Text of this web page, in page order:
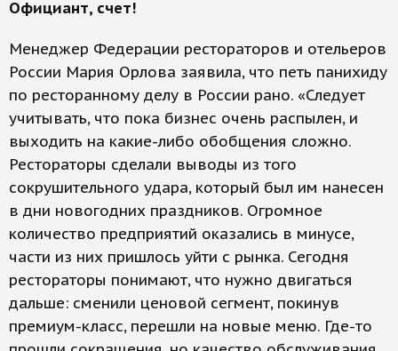
Официант, счет!
Менеджер Федерации рестораторов и отельеров
России Мария Орлова заявила, что петь панихиду
по ресторанному делу в России рано. «Следует
учитывать, что пока бизнес очень распылен, и
выходить на какие-либо обобщения сложно.
Рестораторы сделали выводы из того
сокрушительного удара, который был им нанесен
в дни новогодних праздников. Огромное
количество предприятий оказались в минусе,
части из них пришлось уйти с рынка. Сегодня
рестораторы понимают, что нужно двигаться
дальше: сменили ценовой сегмент, покинув
премиум-класс, перешли на новые меню. Где-то